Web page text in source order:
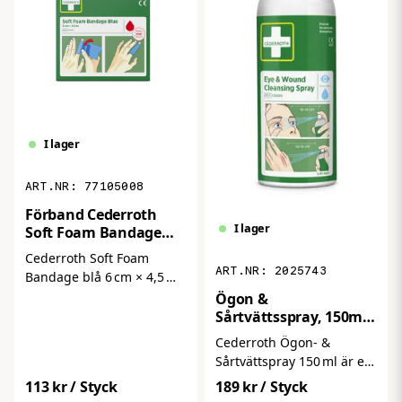
ett måste.
I lager
77105008
Förband Cederroth
Soft Foam Bandage
BLÅ 6 cm x 4,5 m
Cederroth Soft Foam
Bandage blå 6 cm × 4,5 m
blåmärken eller
113 kr/ Styck
I lager
2025743
Ögon &
Sårtvättsspray, 150ml
Cederroth
Cederroth Ögon‑ &
Sårtvättspray 150 ml är en
skonsam och effektiv
spraylösning för snabb
189 kr/ Styck